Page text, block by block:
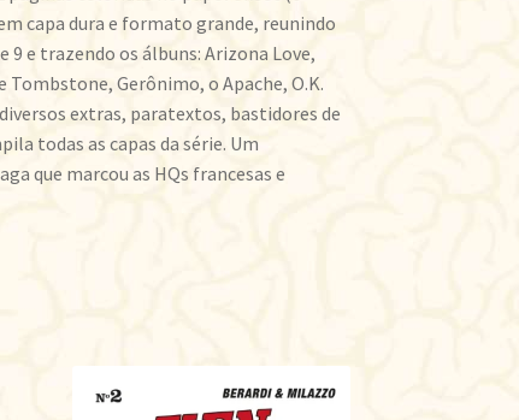
capa dura e formato grande, reunindo
9 e trazendo os álbuns: Arizona Love,
Tombstone, Gerônimo, o Apache, O.K.
extras, paratextos, bastidores de
todas as capas da série. Um
que marcou as HQs francesas e